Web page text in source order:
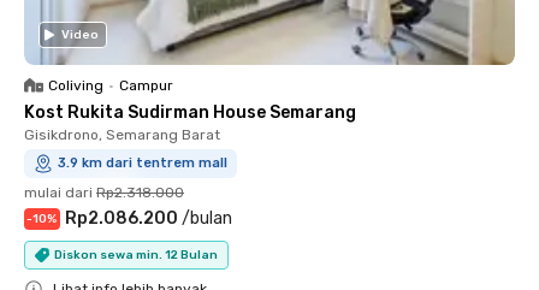
Video
Coliving • Campur
Kost Rukita Sudirman House Semarang
Gisikdrono, Semarang Barat
3.9 km dari tentrem mall
mulai dari Rp2.318.000
-10% Rp2.086.200 /bulan
Diskon sewa min. 12 Bulan